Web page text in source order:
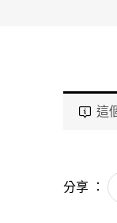
這
分享 ：